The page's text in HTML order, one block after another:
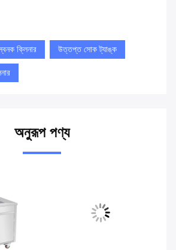
ক্লিনার উত্তপ্ত সোক ট্যাঙ্ক
অনুরূপ পণ্য